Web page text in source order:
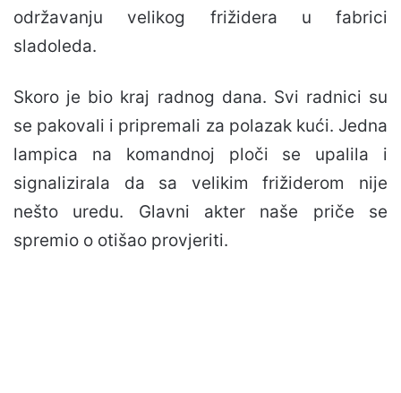
održavanju velikog frižidera u fabrici
sladoleda.
Skoro je bio kraj radnog dana. Svi radnici su
se pakovali i pripremali za polazak kući. Jedna
lampica na komandnoj ploči se upalila i
signalizirala da sa velikim frižiderom nije
nešto uredu. Glavni akter naše priče se
spremio o otišao provjeriti.